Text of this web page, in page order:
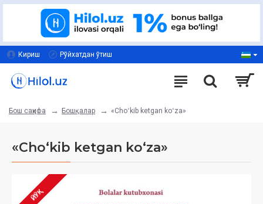
Кириш Рўйхатдан ўтиш
Бош саҳифа Бошқалар «Choʻkib ketgan koʻza»
«Choʻkib ketgan koʻza»
ЙЎҚ